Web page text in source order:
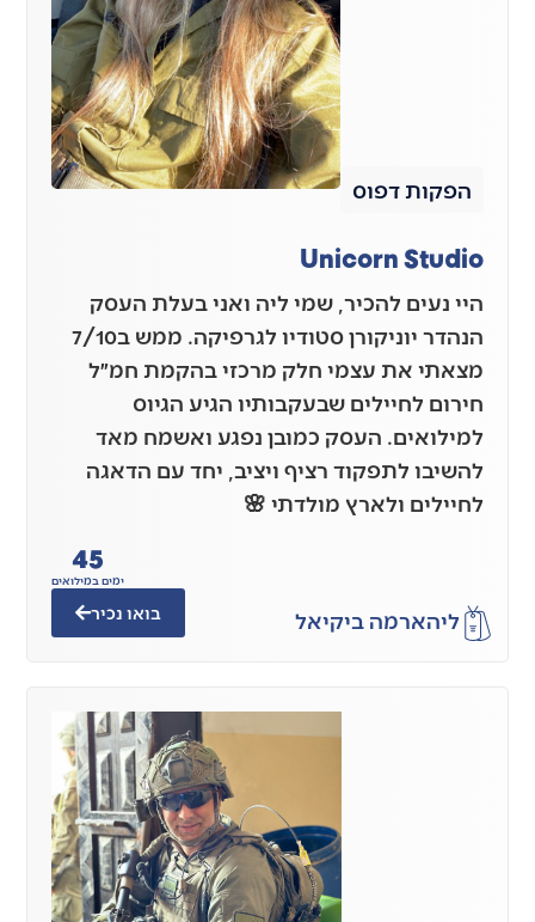
הפקות דפוס
Unicorn Studio
היי נעים להכיר, שמי ליה ואני בעלת העסק
הנהדר יוניקורן סטודיו לגרפיקה. ממש ב7/10
מצאתי את עצמי חלק מרכזי בהקמת חמ״ל
חירום לחיילים שבעקבותיו הגיע הגיוס
למילואים. העסק כמובן נפגע ואשמח מאד
להשיבו לתפקוד רציף ויציב, יחד עם הדאגה
לחיילים ולארץ מולדתי 🌸
ליהארמה ביקיאל
ימים במילואים
45
בואו נכיר